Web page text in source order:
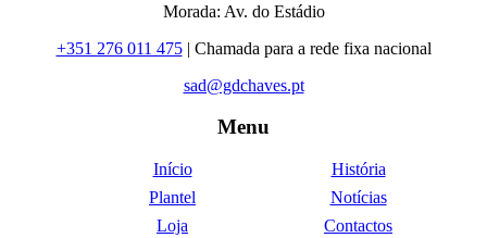
Morada: Av. do Estádio
+351 276 011 475| Chamada para a rede fixa nacional
sad@gdchaves.pt
Menu
Início
História
Plantel
Notícias
Loja
Contactos